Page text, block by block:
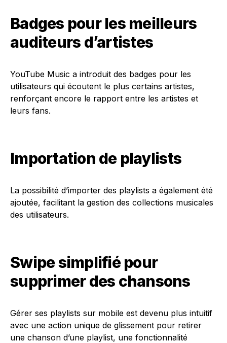
Badges pour les meilleurs
auditeurs d’artistes
YouTube Music a introduit des badges pour les
utilisateurs qui écoutent le plus certains artistes,
renforçant encore le rapport entre les artistes et
leurs fans.
Importation de playlists
La possibilité d’importer des playlists a également été
ajoutée, facilitant la gestion des collections musicales
des utilisateurs.
Swipe simplifié pour
supprimer des chansons
Gérer ses playlists sur mobile est devenu plus intuitif
avec une action unique de glissement pour retirer
une chanson d’une playlist, une fonctionnalité